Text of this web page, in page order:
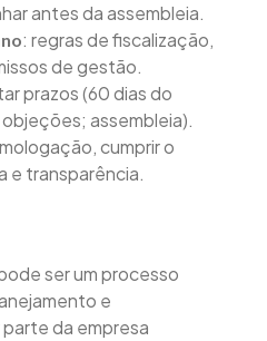
antes da assembleia.
: regras de fiscalização,
de gestão.
prazos (60 dias do
assembleia).
cumprir o
e transparência.
ser um processo
e
da empresa